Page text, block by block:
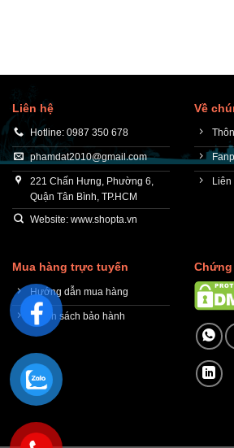
Liên hệ
Hotline: 0987 350 678
phamdat2010@gmail.com
221 Chấn Hưng, Phường 6,
Quận Tân Bình, TP.HCM
Website: www.shopta.vn
Về
Liên
Mua hàng trực tuyến
Hướng dẫn mua hàng
Chính sách bảo hành